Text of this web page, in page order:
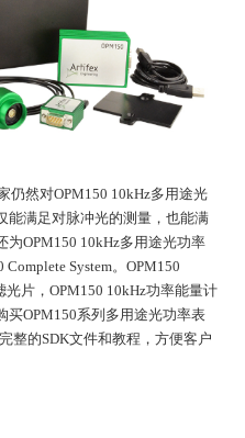
仍然对OPM150 10kHz多用途光
能满足对脉冲光的测量，也能满
为OPM150 10kHz多用途光功率
System。 OPM150
片， OPM150 10kHz功率能量计
买OPM150系列多用途光功率表
整的SDK文件和教程，方便客户